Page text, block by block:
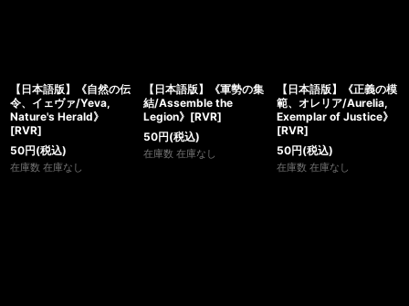
【日本語版】《自然の伝
令、イェヴァ/Yeva,
Nature's Herald》
[RVR]
50円(税込)
在庫数 在庫なし
【日本語版】《軍勢の集
結/Assemble the
Legion》[RVR]
50円(税込)
在庫数 在庫なし
【日本語版】《正義の模
範、オレリア/Aurelia,
Exemplar of Justice》
[RVR]
50円(税込)
在庫数 在庫なし